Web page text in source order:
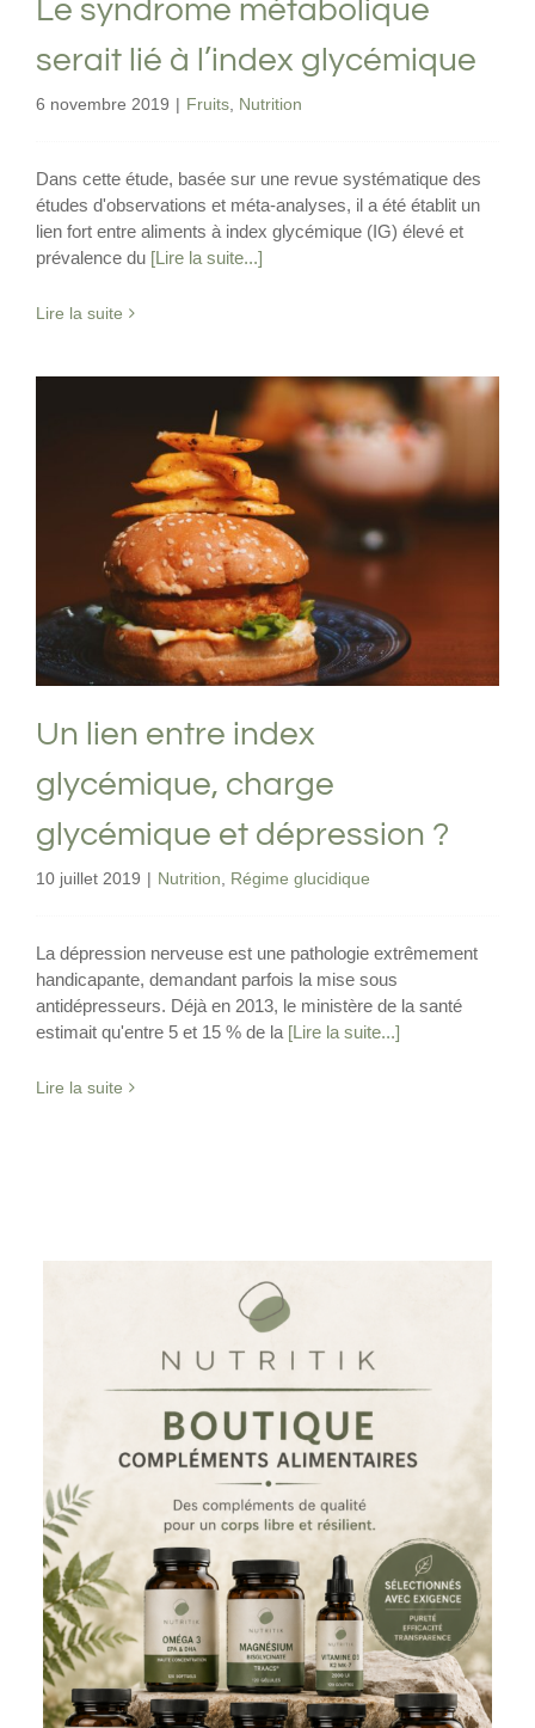
Le syndrome métabolique
serait lié à l’index glycémique
6 novembre 2019 | Fruits Nutrition
Dans cette étude, basée sur une revue systématique des
études d'observations et méta-analyses, il a été établit un
lien fort entre aliments à index glycémique (IG) élevé et
prévalence du [Lire la suite...]
Lire la suite
Un lien entre index glycémique, charge
glycémique et dépression ?
Nutrition Régime glucidique
Un lien entre index
glycémique, charge
glycémique et dépression ?
10 juillet 2019 | Nutrition Régime glucidique
La dépression nerveuse est une pathologie extrêmement
handicapante, demandant parfois la mise sous
antidépresseurs. Déjà en 2013, le ministère de la santé
estimait qu'entre 5 et 15 % de la [Lire la suite...]
Lire la suite